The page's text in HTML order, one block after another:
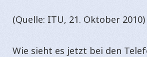
(Quelle: ITU, 21. Oktober 2010)
Wie sieht es jetzt bei den